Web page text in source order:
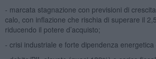
- marcata stagnazione con previsioni di
calo, con inflazione che rischia di superare il
riducendo il potere d’acquisto;
- crisi industriale e forte dipendenza